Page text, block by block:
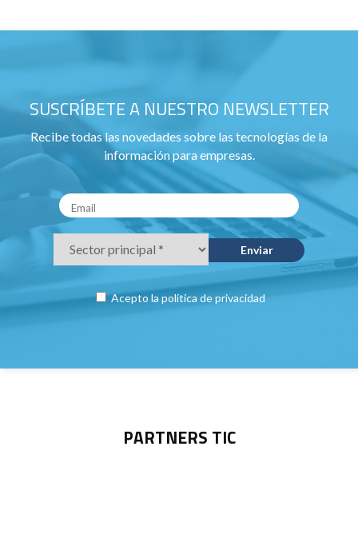
SUSCRÍBETE A NUESTRO NEWSLETTER
Recibe todas las novedades sobre las tecnologías de la
información para empresas.
Acepto la política de privacidad
PARTNERS TIC